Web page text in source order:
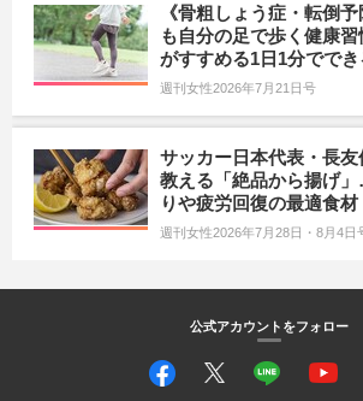
《骨粗しょう症・転倒
も自分の足で歩く健康
がすすめる1日1分ででき
週刊女性2026年7月21日号
サッカー日本代表・長
教える「絶品から揚げ
りや疲労回復の最適食材
週刊女性2026年7月28日・8月4日
公式アカウントをフォロー